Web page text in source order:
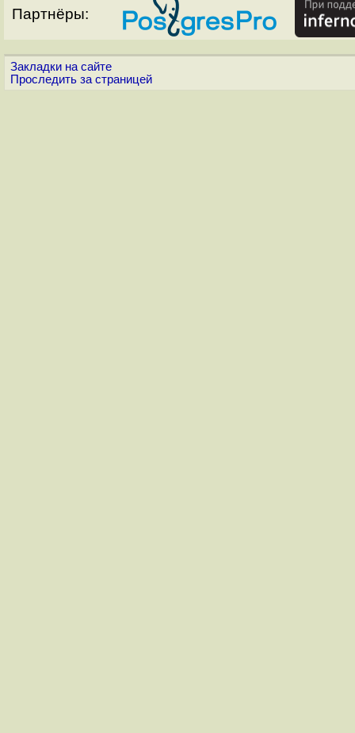
Партнёры:
Закладки на сайте
Проследить за страницей